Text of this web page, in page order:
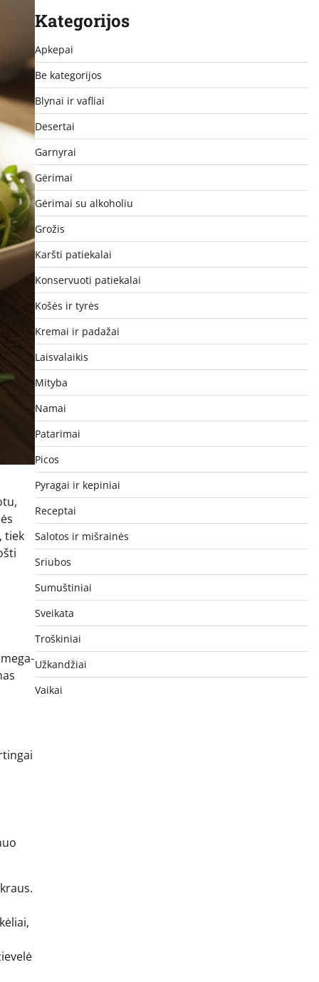
tiek
Kategorijos
Apkepai
Be kategorijos
Blynai ir vafliai
Desertai
Garnyrai
Gėrimai
Gėrimai su alkoholiu
Grožis
Karšti patiekalai
Konservuoti patiekalai
Košės ir tyrės
Kremai ir padažai
Laisvalaikis
Mityba
Namai
Patarimai
Picos
Pyragai ir kepiniai
Receptai
Salotos ir mišrainės
Sriubos
Sumuštiniai
Sveikata
Troškiniai
Užkandžiai
Vaikai